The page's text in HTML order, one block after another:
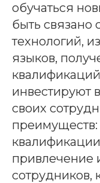
обучаться
быть связано
технологий,
языков,
инвестируют
своих
привлечение
сотрудников,